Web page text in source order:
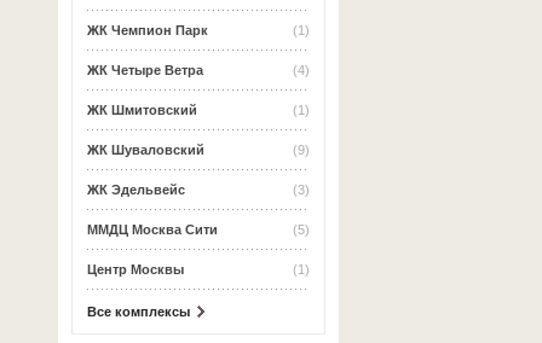
(1)
ЖК Чемпион Парк
(4)
ЖК Четыре Ветра
(1)
ЖК Шмитовский
(9)
ЖК Шуваловский
(3)
ЖК Эдельвейс
(5)
ММДЦ Москва Сити
(1)
Центр Москвы
Все комплексы